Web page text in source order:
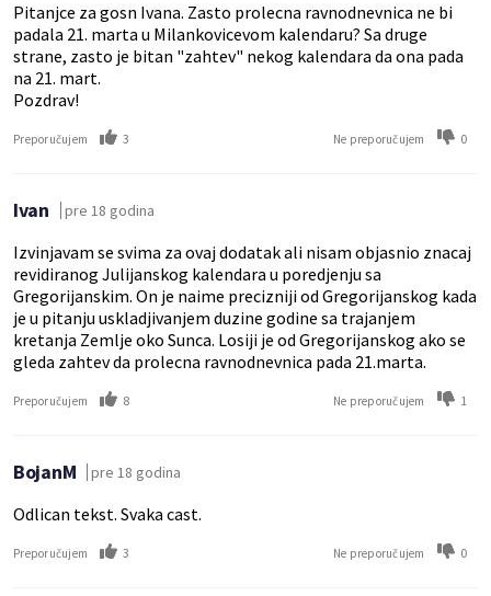
Pitanjce za gosn Ivana. Zasto prolecna ravnodnevnica ne bi
padala 21. marta u Milankovicevom kalendaru? Sa druge
strane, zasto je bitan "zahtev" nekog kalendara da ona pada
na 21. mart.
Pozdrav!
Preporučujem 3 Ne preporučujem 0
Ivan pre 18 godina
Izvinjavam se svima za ovaj dodatak ali nisam objasnio znacaj
revidiranog Julijanskog kalendara u poredjenju sa
Gregorijanskim. On je naime precizniji od Gregorijanskog kada
je u pitanju uskladjivanjem duzine godine sa trajanjem
kretanja Zemlje oko Sunca. Losiji je od Gregorijanskog ako se
gleda zahtev da prolecna ravnodnevnica pada 21.marta.
Preporučujem 8 Ne preporučujem 1
BojanM pre 18 godina
Odlican tekst. Svaka cast.
Preporučujem 3 Ne preporučujem 0